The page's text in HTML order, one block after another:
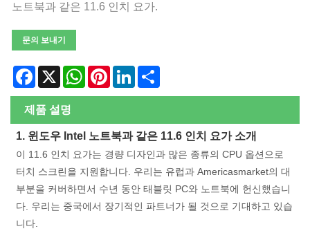
노트북과 같은 11.6 인치 요가.
문의 보내기
Facebook
X WhatsApp
PinterestLinkedIn
제품 설명
1. 윈도우 Intel 노트북과 같은 11.6 인치 요가 소개
이 11.6 인치 요가는 경량 디자인과 많은 종류의 CPU 옵션으로
터치 스크린을 지원합니다. 우리는 유럽과 Americasmarket의 대
부분을 커버하면서 수년 동안 태블릿 PC와 노트북에 헌신했습니
다. 우리는 중국에서 장기적인 파트너가 될 것으로 기대하고 있습
니다.